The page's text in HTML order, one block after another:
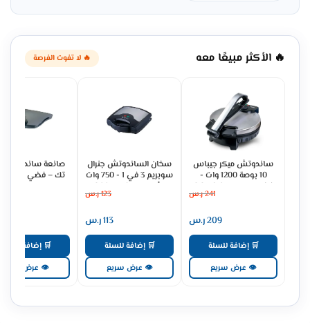
🔥 الأكثر مبيعًا معه 🔥 لا تفوت الفرصة
ساندوتش ميكر جيباس
10 بوصة 1200 وات -
فضي/ اسود GCM6125
241ر.س
209ر.س
🛒 إضافة للسلة
👁 عرض سريع
سخان الساندوتش جنرال
سوبريم 3 في 1 - 750 وات
- أسود GSSM750A3
123ر.س
113ر.س
🛒 إضافة للسلة
👁 عرض سريع
صانعة ساندوتش
تك – فضي HT-9068L
🛒 إضافة للسلة
👁 عرض سريع